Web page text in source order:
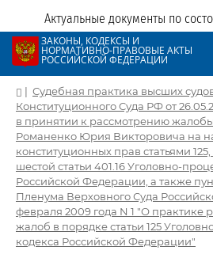
Актуальные документы по
ЗАКОНЫ, КОДЕКСЫ И
НОРМАТИВНО-ПРАВОВЫЕ АКТЫ
РОССИЙСКОЙ ФЕДЕРАЦИИ
| Судебная практика высших
Конституционного Суда РФ от
в принятии к рассмотрению
Романенко Юрия Викторовича на
конституционных прав статьями 125,
шестой статьи 401.16 Уголовно-
Российской Федерации, а также
Пленума Верховного Суда
февраля 2009 года N 1 "О практике
жалоб в порядке статьи 125
кодекса Российской Федерации"